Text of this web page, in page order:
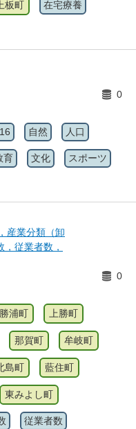
上板町 在宅療養
0
自然 人口
育 文化 スポーツ
産業分類（卸
従業者数，
0
勝浦町 上勝町
那賀町 牟岐町
島町 藍住町
東みよし町
従業者数